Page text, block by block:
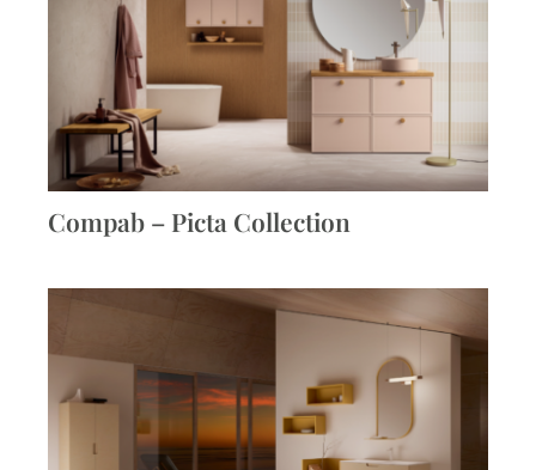
Compab – Picta Collection